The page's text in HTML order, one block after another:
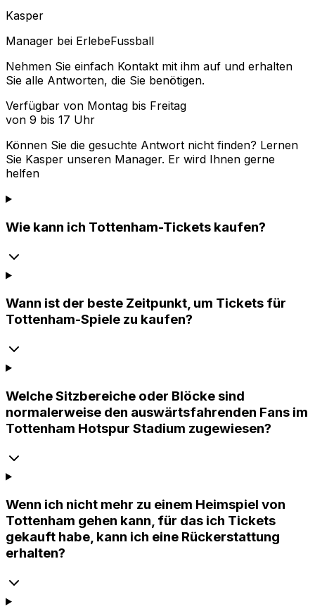
Kasper
Manager bei ErlebeFussball
Nehmen Sie einfach Kontakt mit ihm auf und erhalten
Sie alle Antworten, die Sie benötigen.
Verfügbar von Montag bis Freitag
von 9 bis 17 Uhr
Können Sie die gesuchte Antwort nicht finden? Lernen
Sie Kasper unseren Manager. Er wird Ihnen gerne
helfen
Wie kann ich Tottenham-Tickets kaufen?
Wann ist der beste Zeitpunkt, um Tickets für
Tottenham-Spiele zu kaufen?
Welche Sitzbereiche oder Blöcke sind
normalerweise den auswärtsfahrenden Fans im
Tottenham Hotspur Stadium zugewiesen?
Wenn ich nicht mehr zu einem Heimspiel von
Tottenham gehen kann, für das ich Tickets
gekauft habe, kann ich eine Rückerstattung
erhalten?